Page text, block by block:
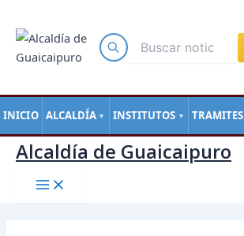
INICIO ALCALDÍA ▼ INSTITUTOS ▼ TRAMITES
contenido
Alcaldía de Guaicaipuro
de
entradas